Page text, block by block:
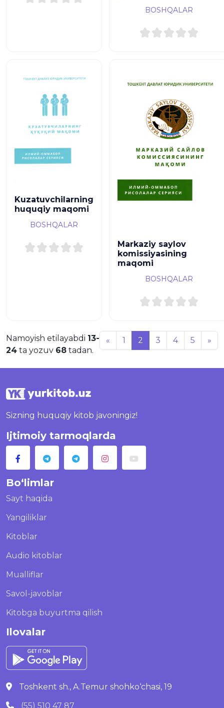
BOSHQALAR
Kuzatuvchilarning
huquqiy maqomi
BOSHQALAR
Markaziy saylov
komissiyasining
maqomi
BOSHQALAR
Namoyish etilayabdi 13-
24 ta yozuv 68 tadan.
« 1 2 3 4 5 »
Sizning huquqiy kitob javoningiz!
Ijtimoiy tarmoqlarda
Bo‘limlar
Sayt haqida
Yangiliklar
Kitoblar
Audio kitoblar
Mualliflar
Savol-javoblar
Kitobga buyurtma qilish
Ilovalar
Toshkent sh., A.Temur shohko‘chasi, 19
(55) 510 47 87